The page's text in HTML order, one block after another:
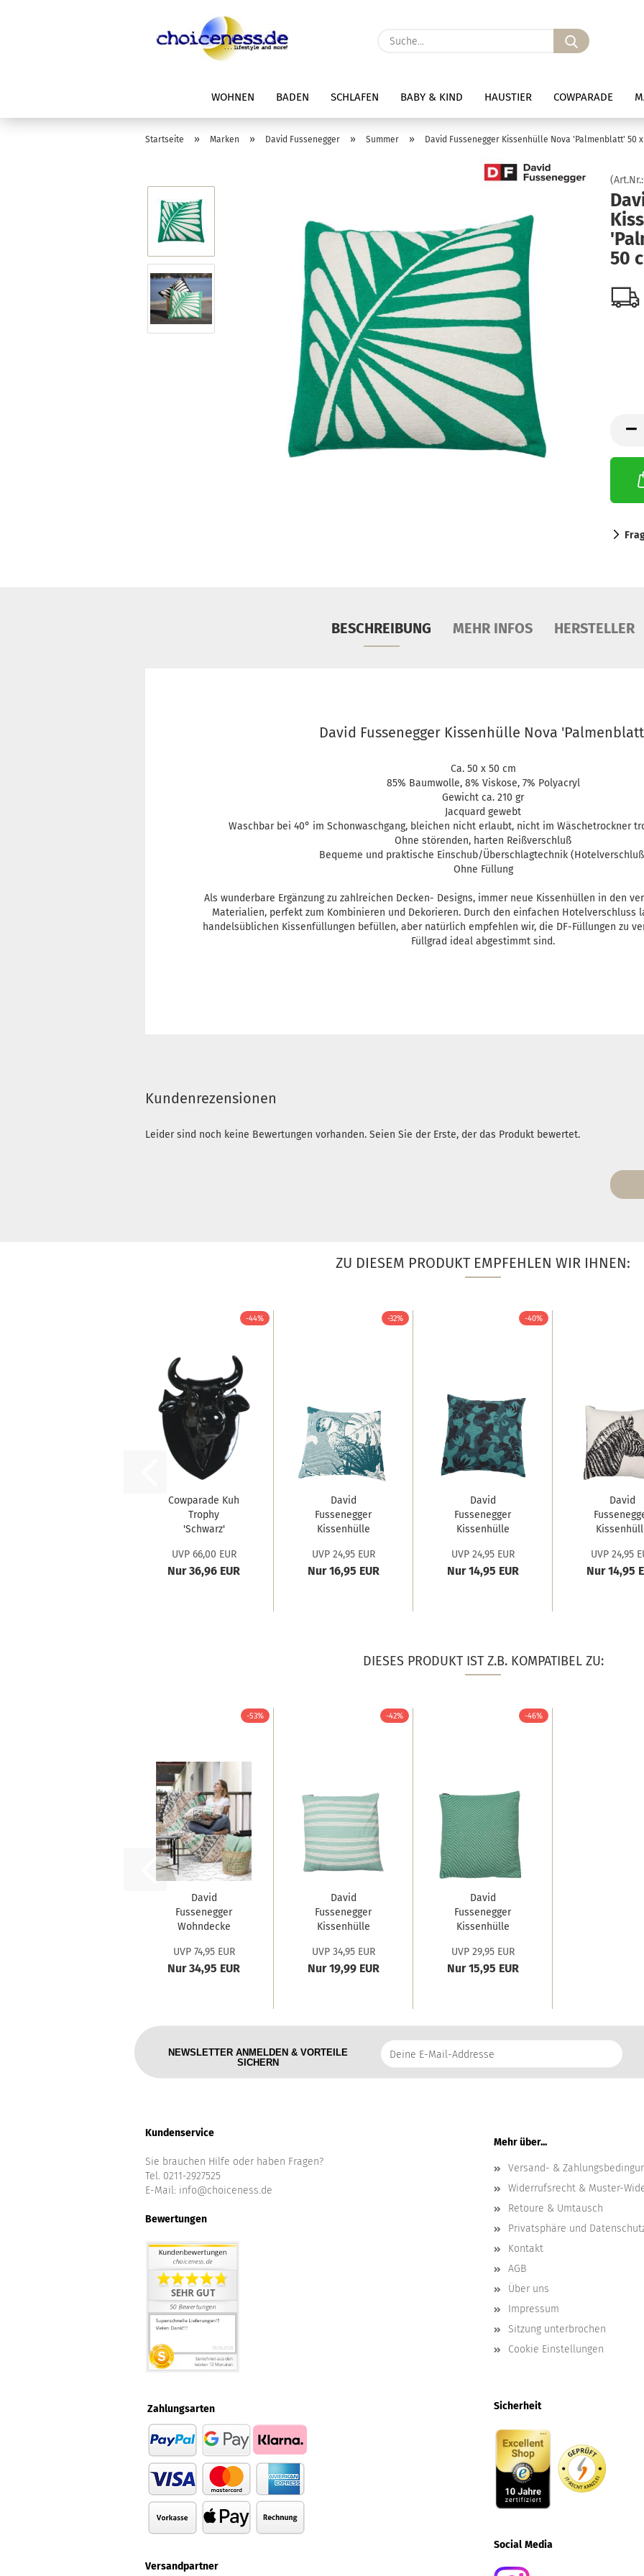
Suche...
WOHNEN BADEN SCHLAFEN BABY & KIND HAUSTIER COWPARADE
Startseite » Marken » David Fussenegger » Summer » David Fussenegger Kissenhülle Nova 'Palmenblatt' 50 x
(Art.Nr.:
50
BESCHREIBUNG MEHR INFOS HERSTELLER
David Fussenegger Kissenhülle Nova
Ca. 50 x 50 cm
85% Baumwolle, 8% Viskose, 7% Polyacryl
Gewicht ca. 210 gr
Jacquard gewebt
Waschbar bei 40° im Schonwaschgang, bleichen nicht erlaubt, nicht im Wäschetrockner
Ohne störenden, harten Reißverschluß
Bequeme und praktische Einschub/Überschlagtechnik
Ohne Füllung
Als wunderbare Ergänzung zu zahlreichen Decken- Designs, immer neue Kissenhüllen in den
Materialien, perfekt zum Kombinieren und Dekorieren. Durch den einfachen Hotelverschluss
handelsüblichen Kissenfüllungen befüllen, aber natürlich empfehlen wir, die DF-Füllungen zu
Füllgrad ideal abgestimmt sind.
Kundenrezensionen
Leider sind noch keine Bewertungen vorhanden. Seien Sie der Erste, der das Produkt bewertet.
ZU DIESEM PRODUKT EMPFEHLEN WIR IHNEN:
-44%
Cowparade Kuh
Trophy
'Schwarz'
UVP 66,00 EUR
Nur 36,96 EUR
-32%
David
Fussenegger
Kissenhülle
UVP 24,95 EUR
Nur 16,95 EUR
-40%
David
Fussenegger
Kissenhülle
UVP 24,95 EUR
Nur 14,95 EUR
David
UVP 24,95
Nur 14,95
DIESES PRODUKT IST Z.B. KOMPATIBEL ZU:
-53%
David
Fussenegger
Wohndecke
'Afrikansiche...
UVP 74,95 EUR
Nur 34,95 EUR
-42%
David
Fussenegger
Kissenhülle
UVP 34,95 EUR
Nur 19,99 EUR
-46%
David
Fussenegger
Kissenhülle
'Fischgrät'...
UVP 29,95 EUR
Nur 15,95 EUR
NEWSLETTER ANMELDEN & VORTEILE
SICHERN
Deine
E-
Kundenservice
Sie brauchen Hilfe oder haben Fragen?
Tel. 0211-2927525
E-Mail: info@choiceness.de
Bewertungen
Mehr über...
Versand- &
Widerrufsrecht & Muster-
Retoure & Umtausch
Privatsphäre und
Kontakt
AGB
Über uns
Impressum
Sitzung unterbrochen
Cookie Einstellungen
Zahlungsarten
Versandpartner
Sicherheit
Social Media